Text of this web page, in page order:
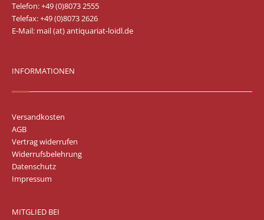
Telefon: +49 (0)8073 2555
Telefax: +49 (0)8073 2626
E-Mail: mail (at) antiquariat-loidl.de
INFORMATIONEN
Versandkosten
AGB
Vertrag widerrufen
Widerrufsbelehrung
Datenschutz
Impressum
MITGLIED BEI